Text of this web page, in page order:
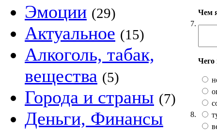
Эмоции (29)
Актуальное (15)
Алкоголь, табак,
вещества (5)
Города и страны (7)
Деньги, Финансы
7.
Чем
8.
Чего